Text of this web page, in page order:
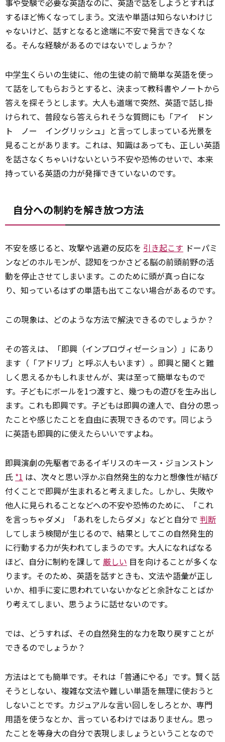
事や受験で必要な英語なのに、英語で話をしようとすれば
するほど怖くなってしまう。文法や単語は知らないわけじ
ゃないけど、話すとなると途端に不安で発言できなくな
る。そんな経験があるのではないでしょうか？
中学生くらいの生徒に、他の生徒の前で簡単な英語を使っ
て話をしてもらおうとすると、決まって教科書やノートから
答えを探そうとします。大人も道端で突然、英語で話し掛
けられて、普段なら答えられそうな質問にも「アイ ドン
ト ノー イングリッシュ」と言ってしまっている光景を
見ることがあります。これは、知識はあっても、正しい英語
を話さなくちゃいけないという不安や恐怖のせいで、本来
持っている英語の力が発揮できていないのです。
自分への制約を解き放つ方法
不安を感じると、攻撃や逃避の反応を 引き起こす ドーパミ
ンなどのホルモンが、認知をつかさどる脳の前頭前野の活
動を停止させてしまいます。このために頭が真っ白にな
り、知っているはずの単語も出てこない場合があるのです。
この現象は、どのような方法で解決できるのでしょうか？
その答えは、「即興（インプロヴィゼーション）」にあり
ます（「アドリブ」と呼ぶ人もいます）。即興と聞くと難
しく思えるかもしれませんが、実は至って簡単なもので
す。子どもにボールを1つ渡すと、幾つもの遊びを生み出し
ます。これも即興です。子どもは即興の達人で、自分の思っ
たことや感じたことを自由に表現できるのです。同じよう
に英語も即興的に使えたらいいですよね。
即興演劇の先駆者であるイギリスのキース・ジョンストン
氏 *1 は、次々と思い浮かぶ自然発生的な力と想像性が結び
付くことで即興が生まれると考えました。しかし、失敗や
他人に見られることなどへの不安や恐怖のために、「これ
を言っちゃダメ」「あれをしたらダメ」などと自分で 判断
してしまう検閲が生じるので、結果としてこの自然発生的
に行動する力が失われてしまうのです。大人になればなる
ほど、自分に制約を課して 厳しい 目を向けることが多くな
ります。そのため、英語を話すときも、文法や語彙が正し
いか、相手に変に思われていないかなどと余計なことばか
り考えてしまい、思うように話せないのです。
では、どうすれば、その自然発生的な力を取り戻すことが
できるのでしょうか？
方法はとても簡単です。それは「普通にやる」です。賢く話
そうとしない、複雑な文法や難しい単語を無理に使おうと
しないことです。カジュアルな言い回しをしろとか、専門
用語を使うなとか、言っているわけではありません。思っ
たことを等身大の自分で表現しましょうということなので